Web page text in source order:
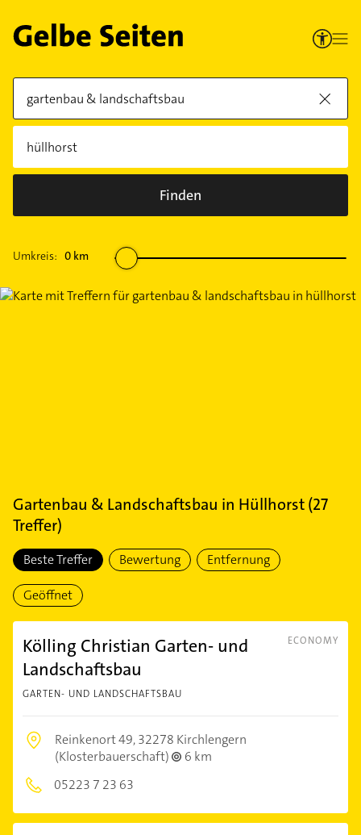
Finden
Umkreis: 0 km
Gartenbau & Landschaftsbau in Hüllhorst(27
Treffer)
Beste Treffer Bewertung Entfernung
Geöffnet
ECONOMY
Kölling Christian Garten- und
Landschaftsbau
GARTEN- UND LANDSCHAFTSBAU
Reinkenort 49,32278 Kirchlengern
(Klosterbauerschaft)
6 km
05223 7 23 63